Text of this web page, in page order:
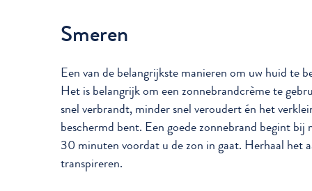
Smeren
Een van de belangrijkste manieren om uw huid te
Het is belangrijk om een zonnebrandcrème te
snel verbrandt, minder snel veroudert én het
beschermd bent. Een goede zonnebrand begint
30 minuten voordat u de zon in gaat. Herhaal het
transpireren.